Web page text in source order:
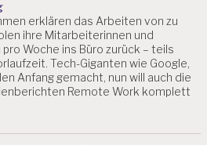
erklären das Arbeiten von zu
ihre Mitarbeiterinnen und
Woche ins Büro zurück – teils
Tech-Giganten wie Google,
Anfang gemacht, nun will auch die
Remote Work komplett